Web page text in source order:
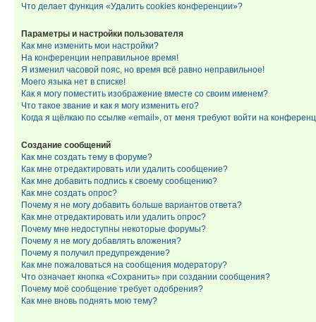
Что делает функция «Удалить cookies конференции»?
Параметры и настройки пользователя
Как мне изменить мои настройки?
На конференции неправильное время!
Я изменил часовой пояс, но время всё равно неправильное!
Моего языка нет в списке!
Как я могу поместить изображение вместе со своим именем?
Что такое звание и как я могу изменить его?
Когда я щёлкаю по ссылке «email», от меня требуют войти на
Создание сообщений
Как мне создать тему в форуме?
Как мне отредактировать или удалить сообщение?
Как мне добавить подпись к своему сообщению?
Как мне создать опрос?
Почему я не могу добавить больше вариантов ответа?
Как мне отредактировать или удалить опрос?
Почему мне недоступны некоторые форумы?
Почему я не могу добавлять вложения?
Почему я получил предупреждение?
Как мне пожаловаться на сообщения модератору?
Что означает кнопка «Сохранить» при создании сообщения?
Почему моё сообщение требует одобрения?
Как мне вновь поднять мою тему?